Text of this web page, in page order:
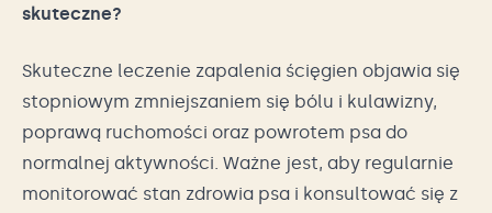
skuteczne?
Skuteczne leczenie zapalenia ścięgien objawia się
stopniowym zmniejszaniem się bólu i kulawizny,
poprawą ruchomości oraz powrotem psa do
normalnej aktywności. Ważne jest, aby regularnie
monitorować stan zdrowia psa i konsultować się z